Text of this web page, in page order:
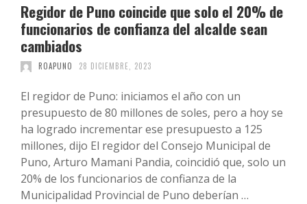
Regidor de Puno coincide que solo el 20% de
funcionarios de confianza del alcalde sean
cambiados
ROAPUNO 28 DICIEMBRE, 2023
El regidor de Puno: iniciamos el año con un
presupuesto de 80 millones de soles, pero a hoy se
ha logrado incrementar ese presupuesto a 125
millones, dijo El regidor del Consejo Municipal de
Puno, Arturo Mamani Pandia, coincidió que, solo un
20% de los funcionarios de confianza de la
Municipalidad Provincial de Puno deberían …